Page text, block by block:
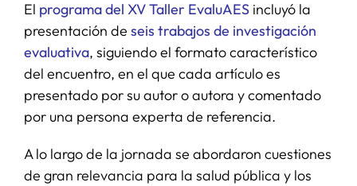
El programa del XV Taller EvaluAESincluyó la
presentación de seis trabajos de investigación
evaluativa, siguiendo el formato característico
del encuentro, en el que cada artículo es
presentado por su autor o autora y comentado
por una persona experta de referencia.
A lo largo de la jornada se abordaron cuestiones
de gran relevancia para la salud pública y los